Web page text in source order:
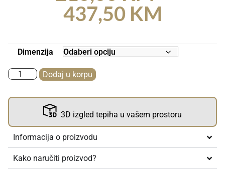
437,50 KM
Dimenzija
Dodaj u korpu
3D izgled tepiha u vašem prostoru
Informacija o proizvodu
Kako naručiti proizvod?